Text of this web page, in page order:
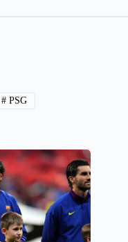
# PSG